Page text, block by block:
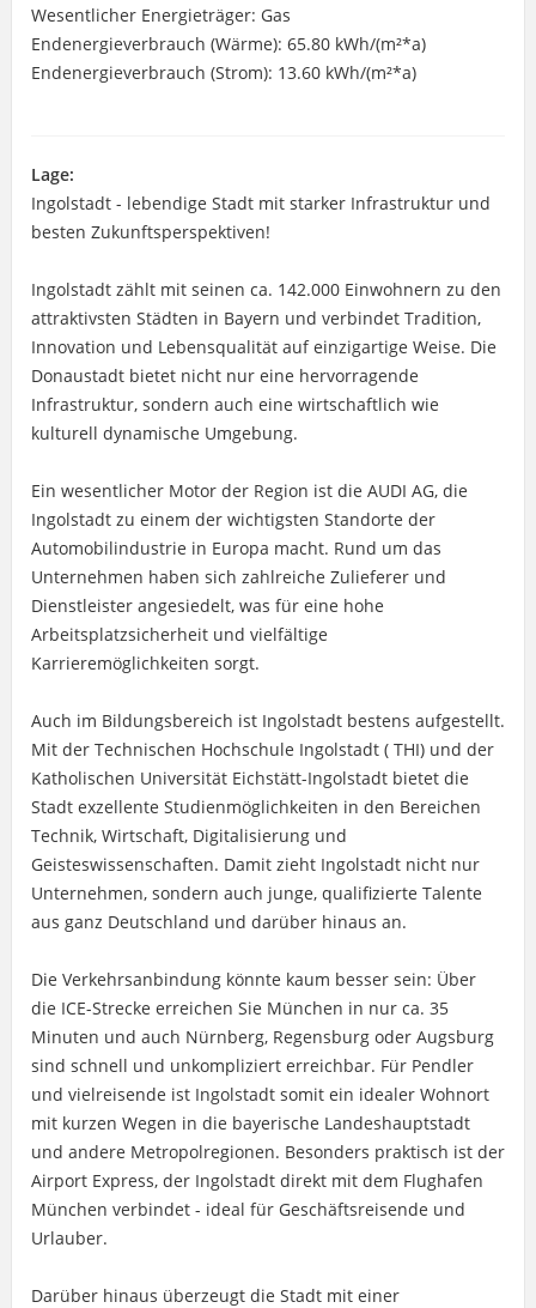
Wesentlicher Energieträger: Gas
Endenergieverbrauch (Wärme): 65.80 kWh/(m²*a)
Endenergieverbrauch (Strom): 13.60 kWh/(m²*a)
Lage:
Ingolstadt - lebendige Stadt mit starker Infrastruktur und
besten Zukunftsperspektiven!
Ingolstadt zählt mit seinen ca. 142.000 Einwohnern zu den
attraktivsten Städten in Bayern und verbindet Tradition,
Innovation und Lebensqualität auf einzigartige Weise. Die
Donaustadt bietet nicht nur eine hervorragende
Infrastruktur, sondern auch eine wirtschaftlich wie
kulturell dynamische Umgebung.
Ein wesentlicher Motor der Region ist die AUDI AG, die
Ingolstadt zu einem der wichtigsten Standorte der
Automobilindustrie in Europa macht. Rund um das
Unternehmen haben sich zahlreiche Zulieferer und
Dienstleister angesiedelt, was für eine hohe
Arbeitsplatzsicherheit und vielfältige
Karrieremöglichkeiten sorgt.
Auch im Bildungsbereich ist Ingolstadt bestens aufgestellt.
Mit der Technischen Hochschule Ingolstadt ( THI) und der
Katholischen Universität Eichstätt-Ingolstadt bietet die
Stadt exzellente Studienmöglichkeiten in den Bereichen
Technik, Wirtschaft, Digitalisierung und
Geisteswissenschaften. Damit zieht Ingolstadt nicht nur
Unternehmen, sondern auch junge, qualifizierte Talente
aus ganz Deutschland und darüber hinaus an.
Die Verkehrsanbindung könnte kaum besser sein: Über
die ICE-Strecke erreichen Sie München in nur ca. 35
Minuten und auch Nürnberg, Regensburg oder Augsburg
sind schnell und unkompliziert erreichbar. Für Pendler
und vielreisende ist Ingolstadt somit ein idealer Wohnort
mit kurzen Wegen in die bayerische Landeshauptstadt
und andere Metropolregionen. Besonders praktisch ist der
Airport Express, der Ingolstadt direkt mit dem Flughafen
München verbindet - ideal für Geschäftsreisende und
Urlauber.
Darüber hinaus überzeugt die Stadt mit einer